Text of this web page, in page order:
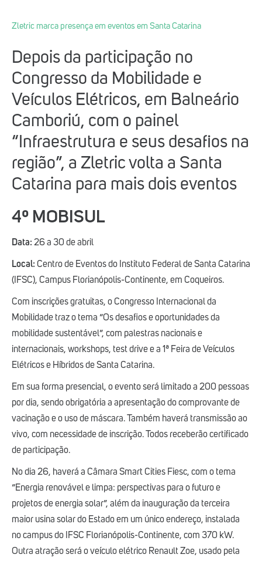
Zletric marca presença em eventos em Santa Catarina
Depois da participação no
Congresso da Mobilidade e
Veículos Elétricos, em Balneário
Camboriú, com o painel
“Infraestrutura e seus desafios na
região”, a Zletric volta a Santa
Catarina para mais dois eventos
4º MOBISUL
Data: 26 a 30 de abril
Local: Centro de Eventos do Instituto Federal de Santa Catarina
(IFSC), Campus Florianópolis-Continente, em Coqueiros.
Com inscrições gratuitas, o Congresso Internacional da
Mobilidade traz o tema “Os desafios e oportunidades da
mobilidade sustentável”, com palestras nacionais e
internacionais, workshops, test drive e a 1ª Feira de Veículos
Elétricos e Híbridos de Santa Catarina.
Em sua forma presencial, o evento será limitado a 200 pessoas
por dia, sendo obrigatória a apresentação do comprovante de
vacinação e o uso de máscara. Também haverá transmissão ao
vivo, com necessidade de inscrição. Todos receberão certificado
de participação.
No dia 26, haverá a Câmara Smart Cities Fiesc, com o tema
“Energia renovável e limpa: perspectivas para o futuro e
projetos de energia solar”, além da inauguração da terceira
maior usina solar do Estado em um único endereço, instalada
no campus do IFSC Florianópolis-Continente, com 370 kW.
Outra atração será o veículo elétrico Renault Zoe, usado pela